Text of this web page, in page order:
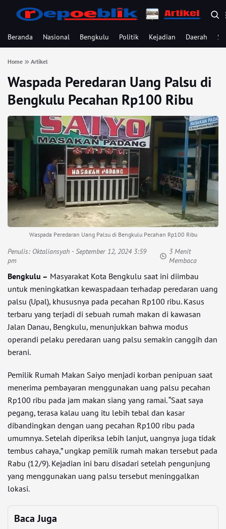
Beranda Nasional Bengkulu Politik Kejadian Daerah
Home Artikel
Waspada Peredaran Uang Palsu di
Bengkulu Pecahan Rp100 Ribu
Waspada Peredaran Uang Palsu di Bengkulu Pecahan Rp100 Ribu
Penulis: Oktaliansyah - September 12, 2024 3:59
pm
3 Menit
Membaca
Bengkulu – Masyarakat Kota Bengkulu saat ini diimbau
untuk meningkatkan kewaspadaan terhadap peredaran uang
palsu (Upal), khususnya pada pecahan Rp100 ribu. Kasus
terbaru yang terjadi di sebuah rumah makan di kawasan
Jalan Danau, Bengkulu, menunjukkan bahwa modus
operandi pelaku peredaran uang palsu semakin canggih dan
berani.
Pemilik Rumah Makan Saiyo menjadi korban penipuan saat
menerima pembayaran menggunakan uang palsu pecahan
Rp100 ribu pada jam makan siang yang ramai. “Saat saya
pegang, terasa kalau uang itu lebih tebal dan kasar
dibandingkan dengan uang pecahan Rp100 ribu pada
umumnya. Setelah diperiksa lebih lanjut, uangnya juga tidak
tembus cahaya,” ungkap pemilik rumah makan tersebut pada
Rabu (12/9). Kejadian ini baru disadari setelah pengunjung
yang menggunakan uang palsu tersebut meninggalkan
lokasi.
Baca Juga